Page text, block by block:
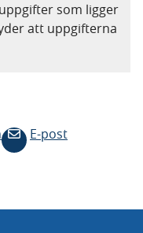
som ligger
att uppgifterna
E-post